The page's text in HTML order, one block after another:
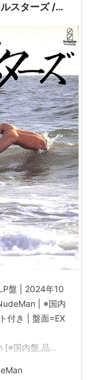
スターズ /
ト=EX | #桑
盤 | 2024年10
| ※国内
付き | 盤面=EX
[※国内盤,品
［※保護内袋